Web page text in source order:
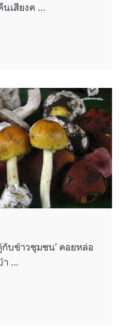
นเสียงค …
บข้าวชุมชน’ คอยหล่อ
า …